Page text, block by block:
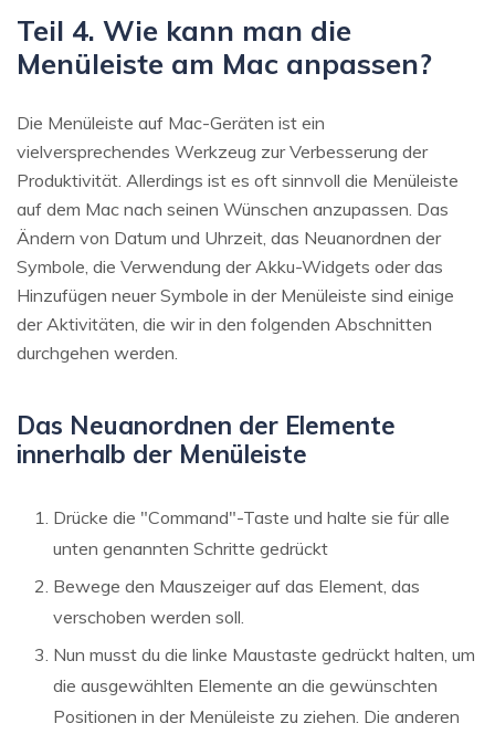
Teil 4. Wie kann man die
Menüleiste am Mac anpassen?
Die Menüleiste auf Mac-Geräten ist ein
vielversprechendes Werkzeug zur Verbesserung der
Produktivität. Allerdings ist es oft sinnvoll die Menüleiste
auf dem Mac nach seinen Wünschen anzupassen. Das
Ändern von Datum und Uhrzeit, das Neuanordnen der
Symbole, die Verwendung der Akku-Widgets oder das
Hinzufügen neuer Symbole in der Menüleiste sind einige
der Aktivitäten, die wir in den folgenden Abschnitten
durchgehen werden.
Das Neuanordnen der Elemente
innerhalb der Menüleiste
Drücke die "Command"-Taste und halte sie für alle
unten genannten Schritte gedrückt
Bewege den Mauszeiger auf das Element, das
verschoben werden soll.
Nun musst du die linke Maustaste gedrückt halten, um
die ausgewählten Elemente an die gewünschten
Positionen in der Menüleiste zu ziehen. Die anderen